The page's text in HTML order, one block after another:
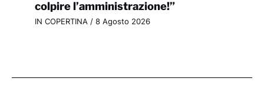
colpire l’amministrazione!”
IN COPERTINA / 8 Agosto 2026